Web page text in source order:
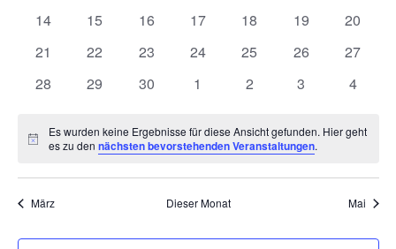
0
14
0
15
0
16
0
17
0
18
0
19
0
20
0
21
0
22
0
23
0
24
0
25
0
26
0
27
0
28
0
29
0
30
0
1
0
2
0
3
0
4
Hinweis
Es wurden keine Ergebnisse für diese Ansicht gefunden. Hier geht
es zu dennächsten bevorstehenden Veranstaltungen.
März Dieser Monat Mai